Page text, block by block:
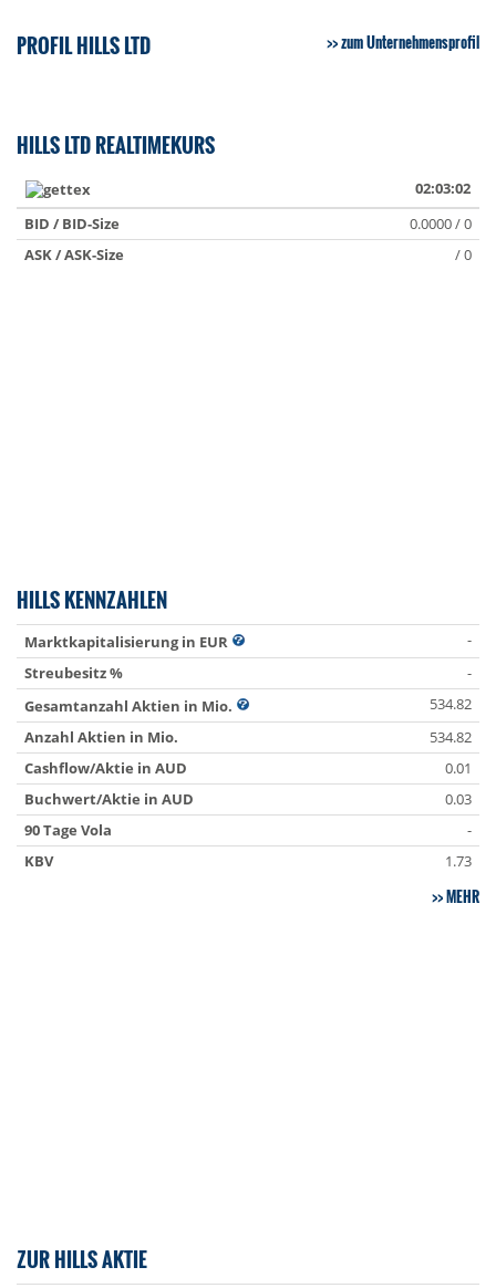
PROFIL HILLS LTD zum Unternehmensprofil
HILLS LTD REALTIMEKURS
02:03:02
BID / BID-Size
0.0000 / 0
ASK / ASK-Size
/ 0
HILLS KENNZAHLEN
Marktkapitalisierung in EUR
-
Streubesitz %
-
Gesamtanzahl Aktien in Mio.
534.82
Anzahl Aktien in Mio.
534.82
Cashflow/Aktie in AUD
0.01
Buchwert/Aktie in AUD
0.03
90 Tage Vola
-
KBV
1.73
MEHR
ZUR HILLS AKTIE